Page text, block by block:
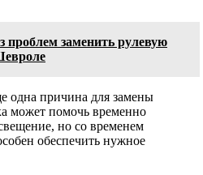
проблем заменить рулевую
одна причина для замены
может помочь временно
но со временем
обеспечить нужное